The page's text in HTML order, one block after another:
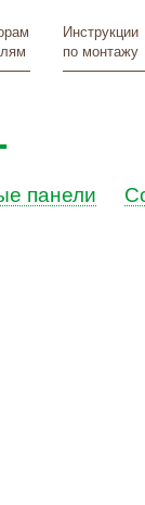
Инструкции
по монтажу
панели